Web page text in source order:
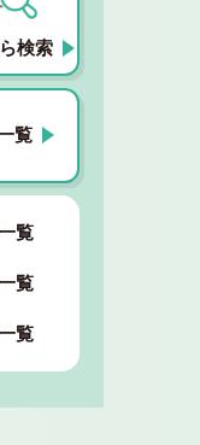
検索
覧
覧
覧
覧